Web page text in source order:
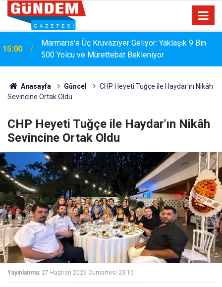
14:17
MARMARİS'TE DERELERDE TEMİZLİK
SEFERBERLİĞİ
Anasayfa Güncel
CHP Heyeti Tuğçe ile Haydar'ın Nikâh
Sevincine Ortak Oldu
CHP Heyeti Tuğçe ile Haydar'ın Nikâh
Sevincine Ortak Oldu
Yayınlanma: 27 Haziran 2026 Cumartesi 23:10